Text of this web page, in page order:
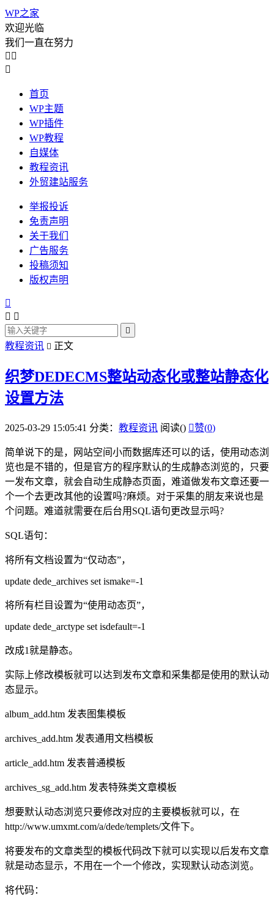
WP之家
欢迎光临
我们一直在努力
 

首页
WP主题
WP插件
WP教程
自媒体
教程资讯
外贸建站服务
举报投诉
免责声明
关于我们
广告服务
投稿须知
版权声明

 

教程资讯  正文
织梦DEDECMS整站动态化或整站静态化
设置方法
2025-03-29 15:05:41 分类： 教程资讯 阅读() 赞(0)
简单说下的是，网站空间小而数据库还可以的话，使用动态浏
览也是不错的，但是官方的程序默认的生成静态浏览的，只要
一发布文章，就会自动生成静态页面，难道做发布文章还要一
个一个去更改其他的设置吗?麻烦。对于采集的朋友来说也是
个问题。难道就需要在后台用SQL语句更改显示吗?
SQL语句：
将所有文档设置为“仅动态”，
update dede_archives set ismake=-1
将所有栏目设置为“使用动态页”，
update dede_arctype set isdefault=-1
改成1就是静态。
实际上修改模板就可以达到发布文章和采集都是使用的默认动
态显示。
album_add.htm 发表图集模板
archives_add.htm 发表通用文档模板
article_add.htm 发表普通模板
archives_sg_add.htm 发表特殊类文章模板
想要默认动态浏览只要修改对应的主要模板就可以，在
http://www.umxmt.com/a/dede/templets/文件下。
将要发布的文章类型的模板代码改下就可以实现以后发布文章
就是动态显示，不用在一个一个修改，实现默认动态浏览。
将代码：